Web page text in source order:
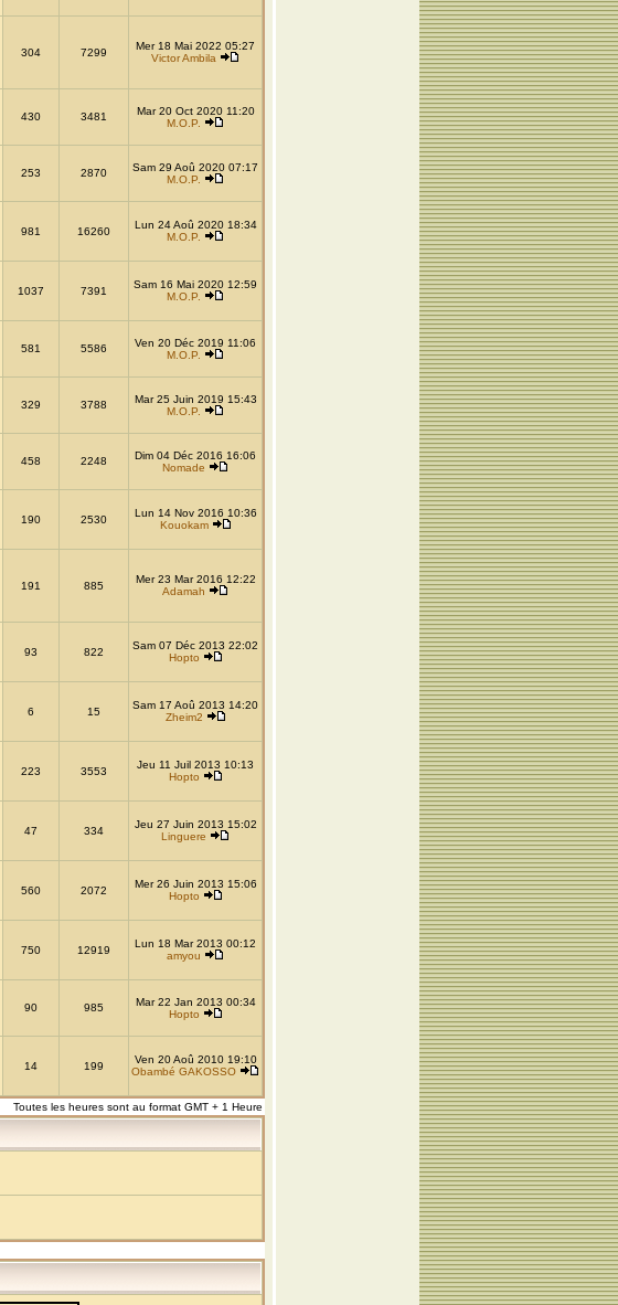
304 7299
Mer 18 Mai 2022 05:27
Victor Ambila
430 3481
Mar 20 Oct 2020 11:20
M.O.P.
253 2870
Sam 29 Aoû 2020 07:17
M.O.P.
981 16260
Lun 24 Aoû 2020 18:34
M.O.P.
1037 7391
Sam 16 Mai 2020 12:59
M.O.P.
581 5586
Ven 20 Déc 2019 11:06
M.O.P.
329 3788
Mar 25 Juin 2019 15:43
M.O.P.
458 2248
Dim 04 Déc 2016 16:06
Nomade
190 2530
Lun 14 Nov 2016 10:36
Kouokam
191 885
Mer 23 Mar 2016 12:22
Adamah
93 822
Sam 07 Déc 2013 22:02
Hopto
6 15
Sam 17 Aoû 2013 14:20
Zheim2
223 3553
Jeu 11 Juil 2013 10:13
Hopto
47 334
Jeu 27 Juin 2013 15:02
Linguere
560 2072
Mer 26 Juin 2013 15:06
Hopto
750 12919
Lun 18 Mar 2013 00:12
amyou
90 985
Mar 22 Jan 2013 00:34
Hopto
14 199
Ven 20 Aoû 2010 19:10
Obambé GAKOSSO
Toutes les heures sont au format GMT + 1 Heure